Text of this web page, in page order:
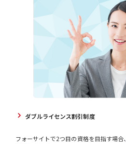
ダブルライセンス割引制度
フォーサイトで2つ目の資格を目指す場合、